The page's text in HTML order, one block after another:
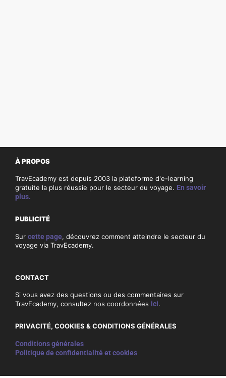
À PROPOS
TravEcademy est depuis 2003 la plateforme d'e-learning
gratuite la plus réussie pour le secteur du voyage. En savoir
plus.
PUBLICITÉ
Sur cette page, découvrez comment atteindre le secteur du
voyage via TravEcademy.
CONTACT
Si vous avez des questions ou des commentaires sur
TravEcademy, consultez nos coordonnées ici.
PRIVACITÉ, COOKIES & CONDITIONS GÉNÉRALES
Conditions générales
Politique de confidentialité et cookies